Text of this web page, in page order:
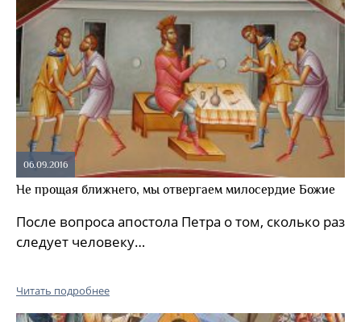
06.09.2016
Не прощая ближнего, мы отвергаем милосердие Божие
После вопроса апостола Петра о том, сколько раз
следует человеку…
Читать подробнее